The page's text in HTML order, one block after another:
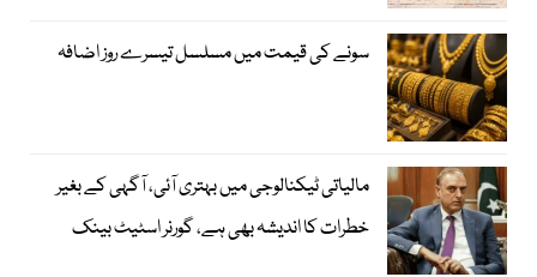
سونے کی قیمت میں مسلسل تیسرے روز اضافہ
مالیاتی ٹیکنالوجی میں بہتری آئی، آگہی کے بغیر
خطرات کا اندیشہ بھی ہے، گورنر اسٹیٹ بینک